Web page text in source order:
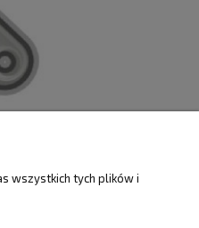
wszystkich tych plików i